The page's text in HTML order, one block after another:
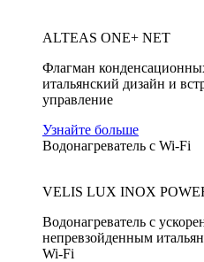
ALTEAS ONE+ NET
Флагман
итальянский дизайн и
управление
Узнайте больше
Водонагреватель с Wi-Fi
VELIS LUX INOX
Водонагреватель с
непревзойденным
Wi-Fi